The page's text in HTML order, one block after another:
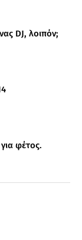
DJ, λοιπόν;
φέτος.